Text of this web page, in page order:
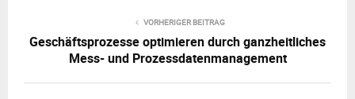
VORHERIGER BEITRAG
Geschäftsprozesse optimieren durch ganzheitliches
Mess- und Prozessdatenmanagement